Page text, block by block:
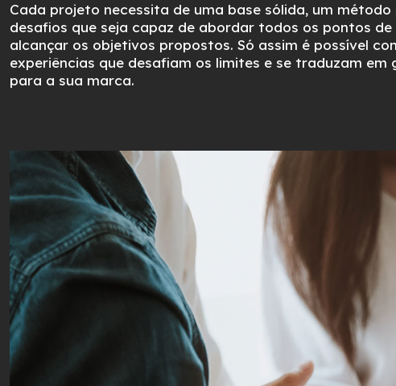
Cada projeto necessita de uma base sólida, um
desafios que seja capaz de abordar todos os pontos
alcançar os objetivos propostos. Só assim é possível
experiências que desafiam os limites e se traduzam em
para a sua marca.